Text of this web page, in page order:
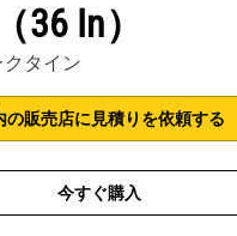
36 In）
タイン
の販売店に見積りを依頼する
今すぐ購入